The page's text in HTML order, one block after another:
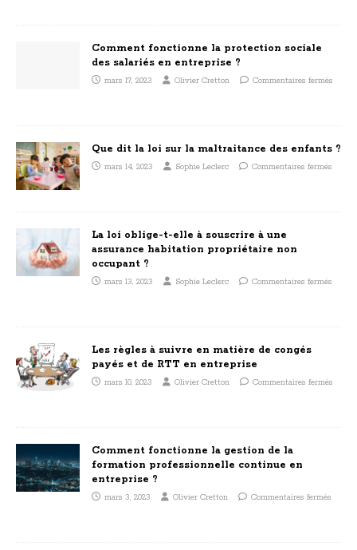
Comment fonctionne la protection sociale
des salariés en entreprise ?
mars 17, 2023 Olivier Cretton Commentaires fermés
Que dit la loi sur la maltraitance des enfants ?
mars 14, 2023 Sophie Leclerc Commentaires fermés
La loi oblige-t-elle à souscrire à une
assurance habitation propriétaire non
occupant ?
mars 13, 2023 Sophie Leclerc Commentaires fermés
Les règles à suivre en matière de congés
payés et de RTT en entreprise
mars 10, 2023 Olivier Cretton Commentaires fermés
Comment fonctionne la gestion de la
formation professionnelle continue en
entreprise ?
mars 3, 2023 Olivier Cretton Commentaires fermés